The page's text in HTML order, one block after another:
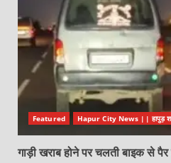
Featured Hapur City News || हापुड़
गाड़ी खराब होने पर चलती बाइक से